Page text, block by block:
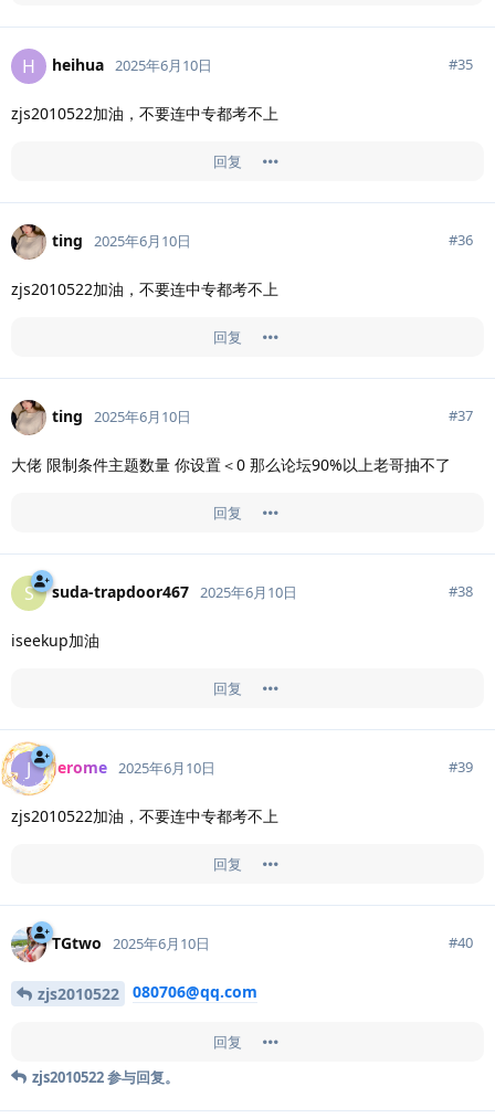
H heihua 2025年6月10日 #35
zjs2010522加油，不要连中专都考不上
回复
ting 2025年6月10日 #36
zjs2010522加油，不要连中专都考不上
回复
ting 2025年6月10日 #37
大佬 限制条件主题数量 你设置＜0 那么论坛90%以上老哥抽不了
回复
S suda-trapdoor467 2025年6月10日 #38
iseekup加油
回复
J Jerome 2025年6月10日 #39
zjs2010522加油，不要连中专都考不上
回复
TGtwo 2025年6月10日 #40
zjs2010522 080706@qq.com
回复
zjs2010522参与回复。